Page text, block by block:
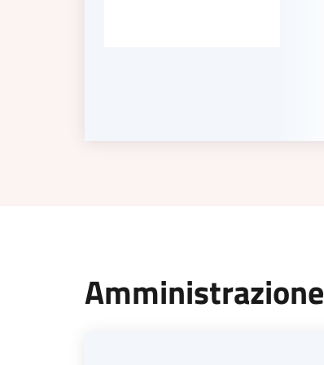
Amministrazione